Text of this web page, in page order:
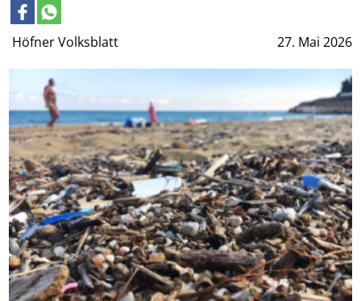
Höfner Volksblatt 27. Mai 2026